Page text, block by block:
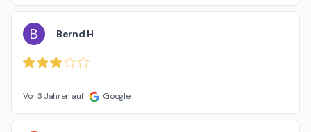
B Bernd H
Vor 3 Jahren auf Google